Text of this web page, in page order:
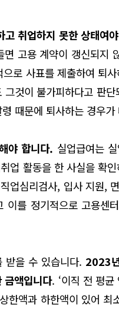
취업하지 못한 상태여
고용 계약이 갱신되지
로 사표를 제출하여 퇴
것이 불가피하다고 판
때문에 퇴사하는 경우가
야 합니다. 실업급여는
업 활동을 한 사실을 확
업심리검사, 입사 지원,
이를 정기적으로 고용센
받을 수 있습니다. 2023
액입니다. ‘이직 전 평균
한액과 하한액이 있어 최